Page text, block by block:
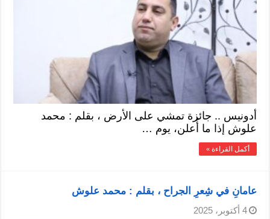
أدونيس .. جائزة تمشي على الأرض ، بقلم : محمد
علوش إذا ما أُعلن، يوم …
أكمل القراءة »
عامانِ في شِعرِ الجراح ، بقلم : محمد علوش
4 أكتوبر، 2025